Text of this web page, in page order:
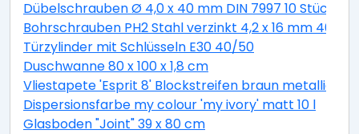
Dübelschrauben Ø 4,0 x 40 mm DIN 7997 10 Stück
Bohrschrauben PH2 Stahl verzinkt 4,2 x 16 mm 40
Türzylinder mit Schlüsseln E30 40/50
Duschwanne 80 x 100 x 1,8 cm
Vliestapete 'Esprit 8' Blockstreifen braun metallic
Dispersionsfarbe my colour 'my ivory' matt 10 l
Glasboden "Joint" 39 x 80 cm